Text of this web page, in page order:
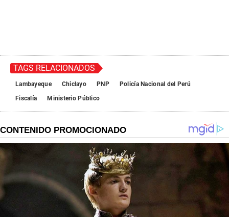
TAGS RELACIONADOS
Lambayeque Chiclayo PNP
Policía Nacional del Perú
Fiscalía
Ministerio Público